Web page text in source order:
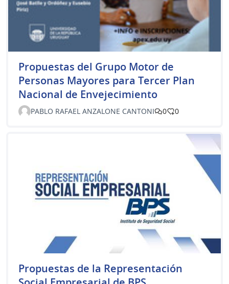
Propuestas del Grupo Motor de
Personas Mayores para Tercer Plan
Nacional de Envejecimiento
PABLO RAFAEL ANZALONE CANTONI 0 0
Propuestas de la Representación